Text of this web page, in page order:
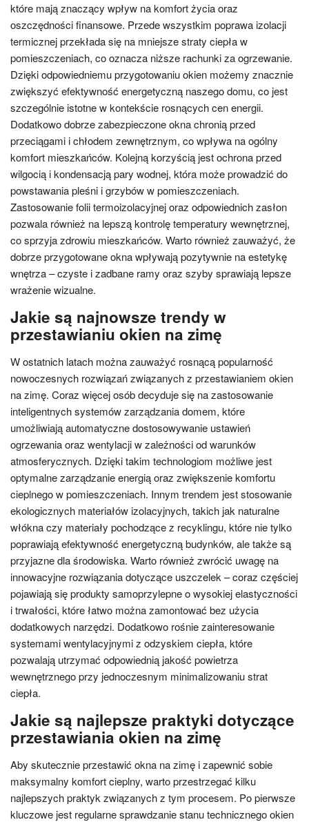
które mają znaczący wpływ na komfort życia oraz
oszczędności finansowe. Przede wszystkim poprawa izolacji
termicznej przekłada się na mniejsze straty ciepła w
pomieszczeniach, co oznacza niższe rachunki za ogrzewanie.
Dzięki odpowiedniemu przygotowaniu okien możemy znacznie
zwiększyć efektywność energetyczną naszego domu, co jest
szczególnie istotne w kontekście rosnących cen energii.
Dodatkowo dobrze zabezpieczone okna chronią przed
przeciągami i chłodem zewnętrznym, co wpływa na ogólny
komfort mieszkańców. Kolejną korzyścią jest ochrona przed
wilgocią i kondensacją pary wodnej, która może prowadzić do
powstawania pleśni i grzybów w pomieszczeniach.
Zastosowanie folii termoizolacyjnej oraz odpowiednich zasłon
pozwala również na lepszą kontrolę temperatury wewnętrznej,
co sprzyja zdrowiu mieszkańców. Warto również zauważyć, że
dobrze przygotowane okna wpływają pozytywnie na estetykę
wnętrza – czyste i zadbane ramy oraz szyby sprawiają lepsze
wrażenie wizualne.
Jakie są najnowsze trendy w
przestawianiu okien na zimę
W ostatnich latach można zauważyć rosnącą popularność
nowoczesnych rozwiązań związanych z przestawianiem okien
na zimę. Coraz więcej osób decyduje się na zastosowanie
inteligentnych systemów zarządzania domem, które
umożliwiają automatyczne dostosowywanie ustawień
ogrzewania oraz wentylacji w zależności od warunków
atmosferycznych. Dzięki takim technologiom możliwe jest
optymalne zarządzanie energią oraz zwiększenie komfortu
cieplnego w pomieszczeniach. Innym trendem jest stosowanie
ekologicznych materiałów izolacyjnych, takich jak naturalne
włókna czy materiały pochodzące z recyklingu, które nie tylko
poprawiają efektywność energetyczną budynków, ale także są
przyjazne dla środowiska. Warto również zwrócić uwagę na
innowacyjne rozwiązania dotyczące uszczelek – coraz częściej
pojawiają się produkty samoprzylepne o wysokiej elastyczności
i trwałości, które łatwo można zamontować bez użycia
dodatkowych narzędzi. Dodatkowo rośnie zainteresowanie
systemami wentylacyjnymi z odzyskiem ciepła, które
pozwalają utrzymać odpowiednią jakość powietrza
wewnętrznego przy jednoczesnym minimalizowaniu strat
ciepła.
Jakie są najlepsze praktyki dotyczące
przestawiania okien na zimę
Aby skutecznie przestawić okna na zimę i zapewnić sobie
maksymalny komfort cieplny, warto przestrzegać kilku
najlepszych praktyk związanych z tym procesem. Po pierwsze
kluczowe jest regularne sprawdzanie stanu technicznego okien